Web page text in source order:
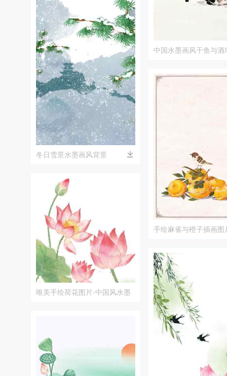
冬日雪景水墨画风背景
唯美手绘荷花图片-中国风水墨
中国水墨画风干鱼与酒
手绘麻雀与橙子插画图